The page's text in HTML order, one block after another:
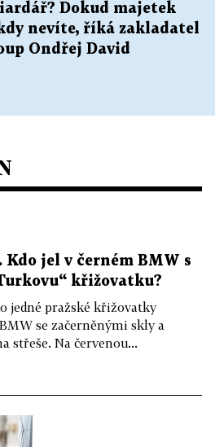
Dokud majetek
nevíte, říká zakladatel
Ondřej David
Kdo jel v černém BMW s
křižovatku?
jedné pražské křižovatky
se začerněnými skly a
střeše. Na červenou...